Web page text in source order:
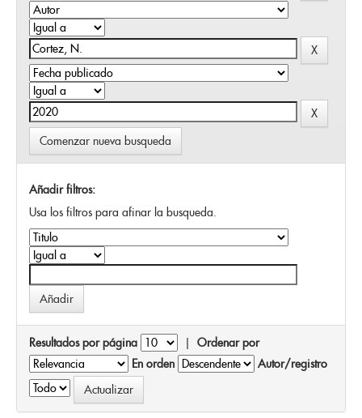
Comenzar nueva busqueda
Añadir filtros:
Usa los filtros para afinar la busqueda.
Resultados por página | Ordenar por
En orden
Autor/registro